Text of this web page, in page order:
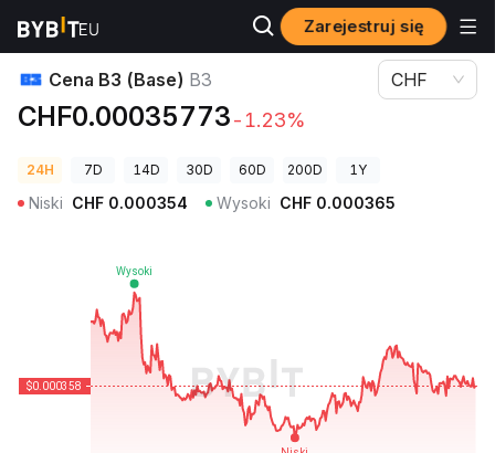
Zarejestruj się
Ceny kryptowalut Cena B3 (Base) B3
Cena B3 (Base) B3
CHF0.00035773-1.23%
CHF
24H 7D 14D 30D 60D 200D 1Y
Niski CHF 0.000354 Wysoki CHF 0.000365